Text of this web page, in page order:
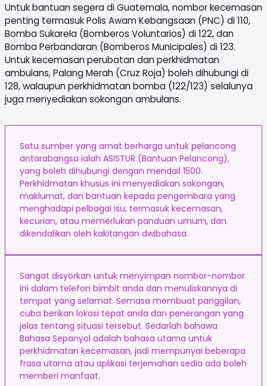
Untuk bantuan segera di Guatemala, nombor kecemasan
penting termasuk Polis Awam Kebangsaan (PNC) di 110,
Bomba Sukarela (Bomberos Voluntarios) di 122, dan
Bomba Perbandaran (Bomberos Municipales) di 123.
Untuk kecemasan perubatan dan perkhidmatan
ambulans, Palang Merah (Cruz Roja) boleh dihubungi di
128, walaupun perkhidmatan bomba (122/123) selalunya
juga menyediakan sokongan ambulans.
Satu sumber yang amat berharga untuk pelancong
antarabangsa ialah ASISTUR (Bantuan Pelancong),
yang boleh dihubungi dengan mendail 1500.
Perkhidmatan khusus ini menyediakan sokongan,
maklumat, dan bantuan kepada pengembara yang
menghadapi pelbagai isu, termasuk kecemasan,
kecurian, atau memerlukan panduan umum, dan
dikendalikan oleh kakitangan dwibahasa.
Sangat disyorkan untuk menyimpan nombor-nombor
ini dalam telefon bimbit anda dan menuliskannya di
tempat yang selamat. Semasa membuat panggilan,
cuba berikan lokasi tepat anda dan penerangan yang
jelas tentang situasi tersebut. Sedarlah bahawa
Bahasa Sepanyol adalah bahasa utama untuk
perkhidmatan kecemasan, jadi mempunyai beberapa
frasa utama atau aplikasi terjemahan sedia ada boleh
memberi manfaat.